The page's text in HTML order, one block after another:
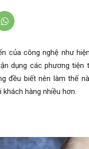
của công nghệ như
dụng các phương
đều biết nên làm thế
hàng nhiều hơn.